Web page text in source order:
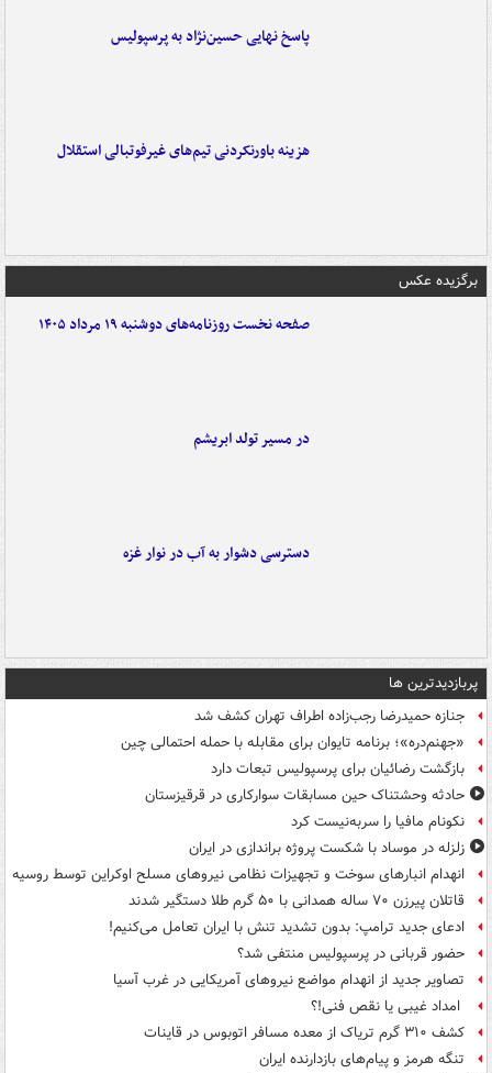
پاسخ نهایی حسین‌نژاد به پرسپولیس
هزینه باورنکردنی تیم‌های غیرفوتبالی استقلال
برگزیده عکس
صفحه نخست روزنامه‌های دوشنبه ۱۹ مرداد ۱۴۰۵
در مسیر تولد ابریشم
دسترسی دشوار به آب در نوار غزه
پربازدیدترین ها
جنازه حمیدرضا رجب‌زاده اطراف تهران کشف شد
«جهنم‌دره»؛ برنامه تایوان برای مقابله با حمله احتمالی چین
بازگشت رضائیان برای پرسپولیس تبعات دارد
حادثه وحشتناک حین مسابقات سوارکاری در قرقیزستان
نکونام مافیا را سربه‌نیست کرد
زلزله در موساد با شکست پروژه براندازی در ایران
انهدام انبارهای سوخت و تجهیزات نظامی نیروهای مسلح اوکراین توسط روسیه
قاتلان پیرزن ۷۰ ساله همدانی با ۵۰ گرم طلا دستگیر شدند
ادعای جدید ترامپ: بدون تشدید تنش با ایران تعامل می‌کنیم!
حضور قربانی در پرسپولیس منتفی شد؟
تصاویر جدید از انهدام مواضع نیروهای آمریکایی در غرب آسیا
امداد غیبی یا نقص فنی!؟
کشف ۳۱۰ گرم تریاک از معده مسافر اتوبوس در قاینات
تنگه هرمز و پیام‌های بازدارنده ایران